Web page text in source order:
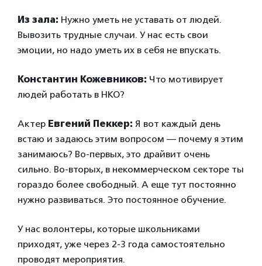
Из зала: Нужно уметь не уставать от людей.
Вывозить трудные случаи. У нас есть свои
эмоции, но надо уметь их в себя не впускать.
Константин Кожевников: Что мотивирует
людей работать в НКО?
Актер Евгений Пеккер: Я вот каждый день
встаю и задаюсь этим вопросом — почему я этим
занимаюсь? Во-первых, это драйвит очень
сильно. Во-вторых, в некоммерческом секторе ты
гораздо более свободный. А еще тут постоянно
нужно развиваться. Это постоянное обучение.
У нас волонтеры, которые школьниками
приходят, уже через 2-3 года самостоятельно
проводят мероприятия.